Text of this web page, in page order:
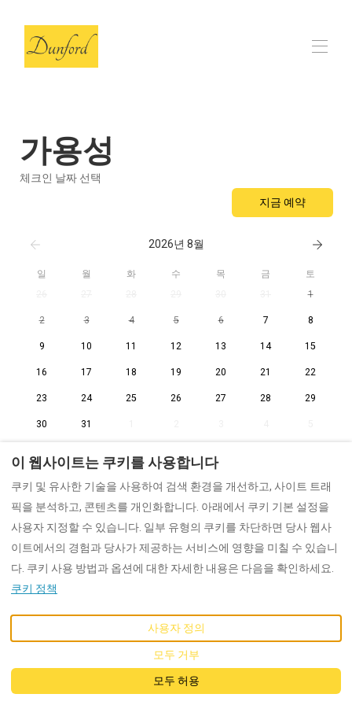
가용성
체크인 날짜 선택
지금 예약
2026년 8월
일 월 화 수 목 금
토
1
2 3 4 5 6 7 8
9 10 11 12 13 14 15
16 17 18 19 20 21 22
23 24 25 26 27 28 29
30 31
Korean EUR
© 2026Dunford모든 권리 보
유- 제공 Lodgify
이 웹사이트는 쿠키를 사용합니다
쿠키 및 유사한 기술을 사용하여 검색 환경을 개선하고, 사이트 트래
픽을 분석하고, 콘텐츠를 개인화합니다. 아래에서 쿠키 기본 설정을
사용자 지정할 수 있습니다. 일부 유형의 쿠키를 차단하면 당사 웹사
이트에서의 경험과 당사가 제공하는 서비스에 영향을 미칠 수 있습니
다. 쿠키 사용 방법과 옵션에 대한 자세한 내용은 다음을 확인하세요.
쿠키 정책
사용자 정의
모두 거부
모두 허용